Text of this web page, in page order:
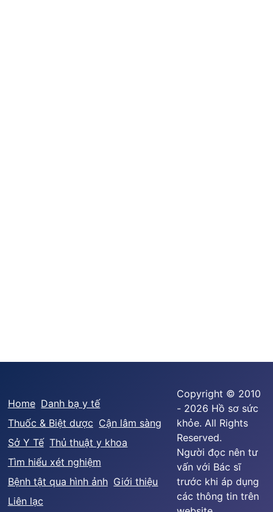
Home Danh bạ y tế
Thuốc & Biệt dược Cận lâm sàng
Sở Y Tế Thủ thuật y khoa
Tìm hiểu xét nghiệm
Bệnh tật qua hình ảnh Giới thiệu
Liên lạc
Copyright © 2010
- 2026 Hồ sơ sức
khỏe. All Rights
Reserved.
Người đọc nên tư
vấn với Bác sĩ
trước khi áp dụng
các thông tin trên